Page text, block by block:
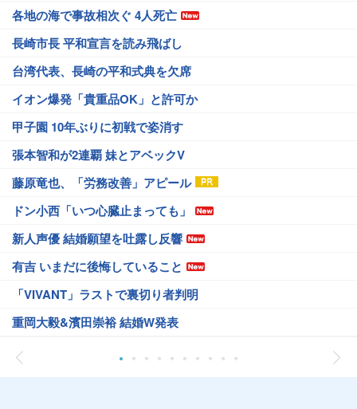
各地の海で事故相次ぐ 4人死亡
長崎市長 平和宣言を読み飛ばし
台湾代表、長崎の平和式典を欠席
イオン爆発「貴重品OK」と許可か
甲子園 10年ぶりに初戦で姿消す
張本智和が2連覇 妹とアベックV
藤原竜也、「労務改善」アピール
ドン小西「いつ心臓止まっても」
新人声優 結婚願望を吐露し反響
有吉 いまだに後悔していること
「VIVANT」ラストで裏切り者判明
重岡大毅&濱田崇裕 結婚W発表